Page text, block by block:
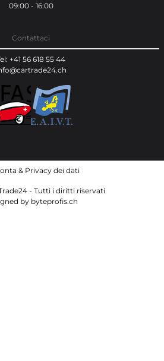
09:00 - 16:00
Contattaci
+41 56 618 55 44
& Privacy dei dati
- Tutti i diritti riservati
by byteprofis.ch